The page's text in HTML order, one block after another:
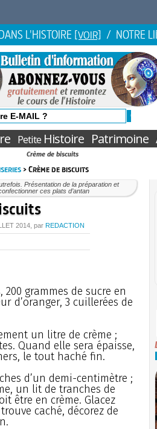
L'HISTOIRE [VOIR] / NOTRE
PetiteHistoire Patrimoine
Crème de biscuits
> Crème de biscuits
Présentation de la préparation et
ces plats d’antan
2014, par REDACTION
grammes de sucre en
d’oranger, 3 cuillerées de
un litre de crème ;
Quand elle sera épaisse,
le tout haché fin.
d’un demi-centimètre ;
un lit de tranches de
être en crème. Glacez
caché, décorez de